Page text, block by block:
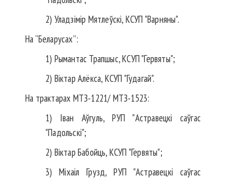
2) Уладзімір Мятлеўскі, КСУП "Варняны".
На “Беларусах”:
1) Рымантас Трапшыс, КСУП "Гервяты";
2) Віктар Алёкса, КСУП "Гудагай".
На трактарах МТЗ-1221/ МТЗ-1523:
1) Іван Аўгуль, РУП "Астравецкі саўгас
"Падольскі";
2) Віктар Бабойць, КСУП "Гервяты";
3) Міхаіл Грузд, РУП "Астравецкі саўгас